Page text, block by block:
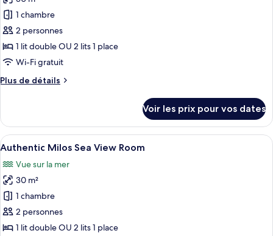
les
photos
pour
ce
type
chambre :
Room
1 chambre
2 personnes
1 lit double OU 2 lits 1 place
Wi-Fi gratuit
Plus de détails
Plus
le
type
de
Comfort
Milos
Room
Voir les prix pour vos dates
Afficher
toutes
les
photos
pour
ce
type
Une chambre d’hôtel avec un lit,
6
Authentic Milos Sea View Room
Vue sur la mer
30 m²
1 chambre
2 personnes
1 lit double OU 2 lits 1 place